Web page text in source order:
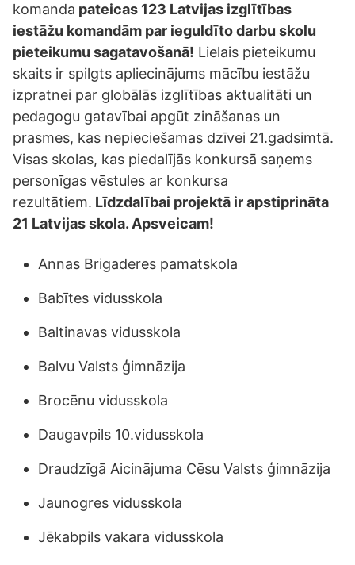
komanda pateicas 123 Latvijas izglītības
iestāžu komandām par ieguldīto darbu skolu
pieteikumu sagatavošanā! Lielais pieteikumu
skaits ir spilgts apliecinājums mācību iestāžu
izpratnei par globālās izglītības aktualitāti un
pedagogu gatavībai apgūt zināšanas un
prasmes, kas nepieciešamas dzīvei 21.gadsimtā.
Visas skolas, kas piedalījās konkursā saņems
personīgas vēstules ar konkursa
rezultātiem. Līdzdalībai projektā ir apstiprināta
21 Latvijas skola. Apsveicam!
Annas Brigaderes pamatskola
Babītes vidusskola
Baltinavas vidusskola
Balvu Valsts ģimnāzija
Brocēnu vidusskola
Daugavpils 10.vidusskola
Draudzīgā Aicinājuma Cēsu Valsts ģimnāzija
Jaunogres vidusskola
Jēkabpils vakara vidusskola